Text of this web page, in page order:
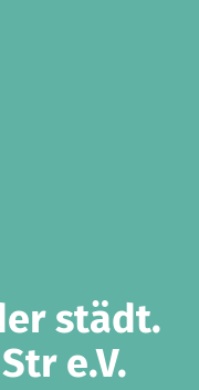
städt.
e.V.